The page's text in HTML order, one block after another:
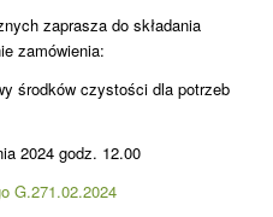
zaprasza do składania
zamówienia:
środków czystości dla potrzeb
2024 godz. 12.00
G.271.02.2024